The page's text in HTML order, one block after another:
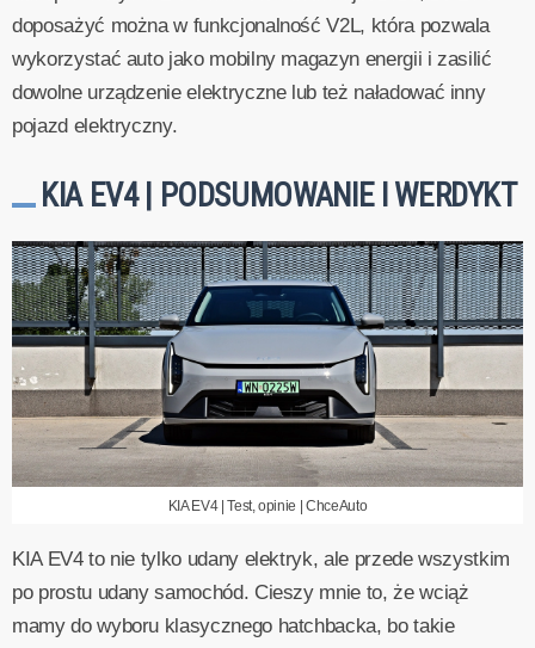
doposażyć można w funkcjonalność V2L, która pozwala
wykorzystać auto jako mobilny magazyn energii i zasilić
dowolne urządzenie elektryczne lub też naładować inny
pojazd elektryczny.
KIA EV4 | PODSUMOWANIE I WERDYKT
KIA EV4 | Test, opinie | ChceAuto
KIA EV4 to nie tylko udany elektryk, ale przede wszystkim
po prostu udany samochód. Cieszy mnie to, że wciąż
mamy do wyboru klasycznego hatchbacka, bo takie